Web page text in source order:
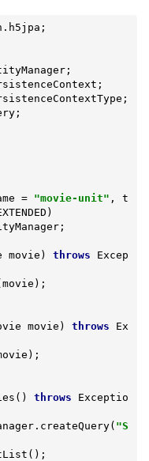
= "movie-unit" , t
movie) throws Excep
movie) throws Ex
() throws Exceptio
"S